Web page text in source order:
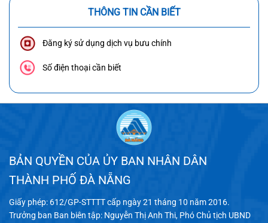
THÔNG TIN CẦN BIẾT
Đăng ký sử dụng dịch vụ bưu chính
Số điện thoại cần biết
BẢN QUYỀN CỦA ỦY BAN NHÂN DÂN
THÀNH PHỐ ĐÀ NẴNG
Giấy phép: 612/GP-STTTT cấp ngày 21 tháng 10 năm 2016.
Trưởng ban Ban biên tập: Nguyễn Thị Anh Thi, Phó Chủ tịch UBND